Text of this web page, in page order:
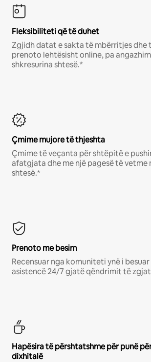
Fleksibiliteti që të duhet
Zgjidh datat e sakta të mbërritjes dhe
prenoto lehtësisht online, pa
shkresurina shtesë.*
Çmime mujore të thjeshta
Çmime të veçanta për shtëpitë e
afatgjata dhe me një pagesë të vetme
shtesë.*
Prenoto me besim
Recensuar nga komuniteti ynë i
asistencë 24/7 gjatë qëndrimit të
Hapësira të përshtatshme për punë
dixhitalë